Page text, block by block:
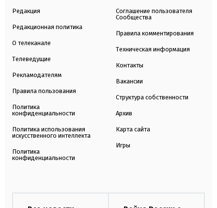
Редакция
Редакционная политика
О телеканале
Телеведущие
Рекламодателям
Правила пользования
Политика
конфиденциальности
Политика использования
искусственного интеллекта
Политика
конфиденциальности
Соглашение пользователя
Сообщества
Правила комментирования
Техническая информация
Контакты
Вакансии
Структура собственности
Архив
Карта сайта
Игры